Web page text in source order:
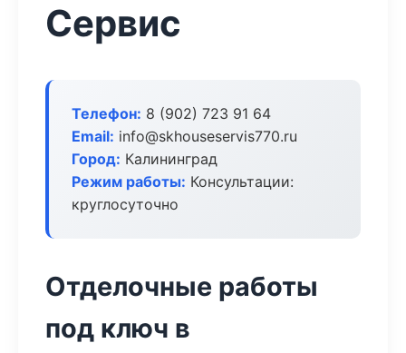
Сервис
Телефон: 8 (902) 723 91 64
Email: info@skhouseservis770.ru
Город: Калининград
Режим работы: Консультации:
круглосуточно
Отделочные работы
под ключ в